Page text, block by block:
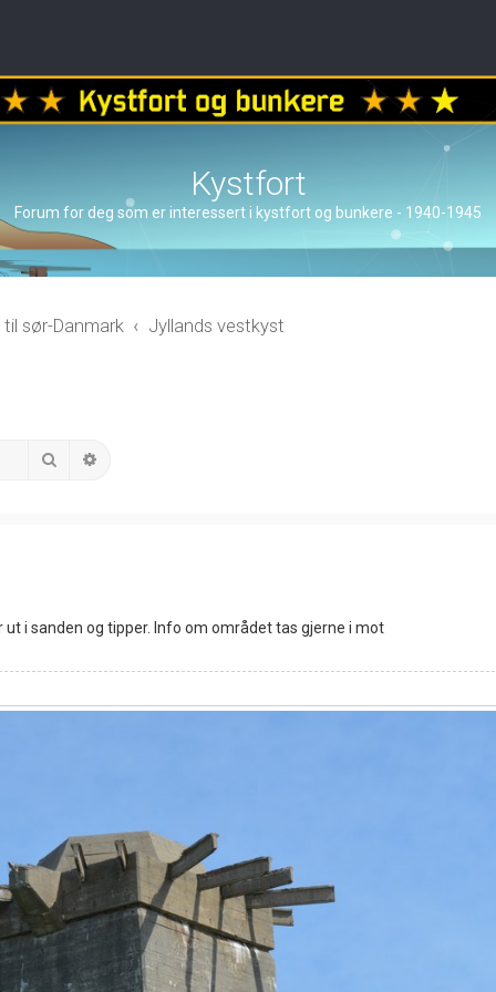
Kystfort
Forum for deg som er interessert i kystfort og bunkere - 1940-1945
sør-Danmark Jyllands vestkyst
Search
i sanden og tipper. Info om området tas gjerne i mot